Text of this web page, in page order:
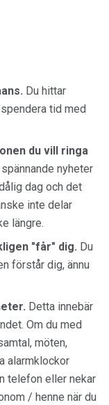
Du hittar
tid med
du vill ringa
nyheter
dag och det
inte delar
längre.
"får" dig. Du
förstår dig, ännu
Detta innebär
Om du med
möten,
alarmklockor
telefon eller nekar
/ henne när du